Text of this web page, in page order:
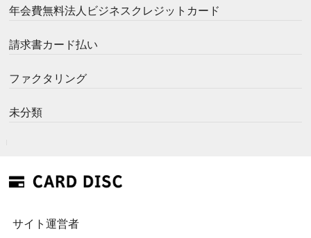
年会費無料法人ビジネスクレジットカード
請求書カード払い
ファクタリング
未分類
サイト運営者